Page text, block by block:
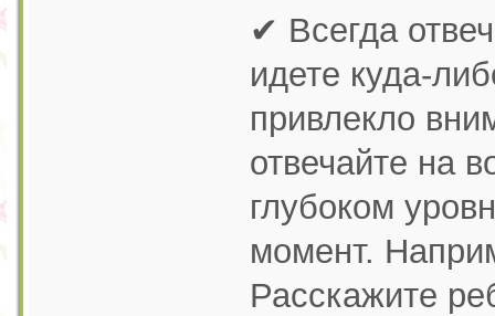
✔ Всегда
идете куда-
привлекло
отвечайте на
глубоком
момент.
Расскажите